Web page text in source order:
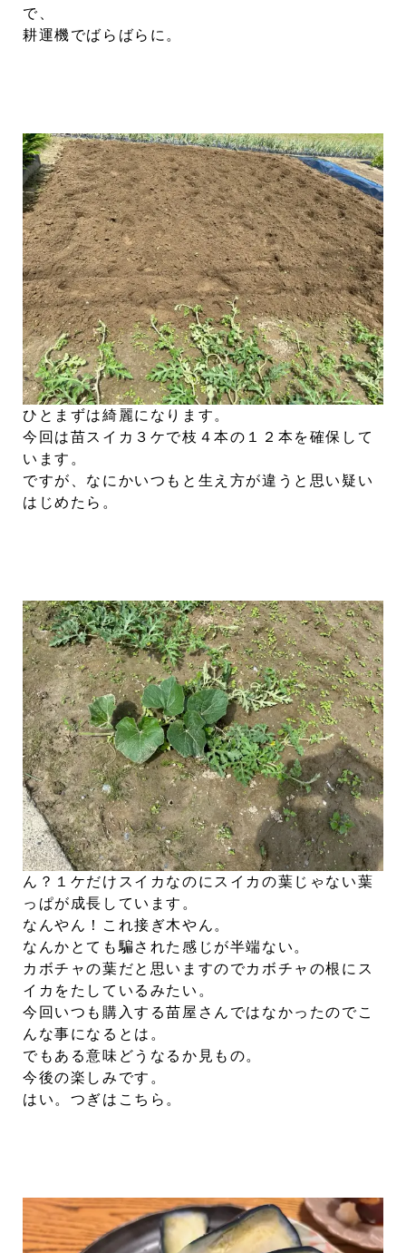
で、
耕運機でばらばらに。
ひとまずは綺麗になります。
今回は苗スイカ３ケで枝４本の１２本を確保して
います。
ですが、なにかいつもと生え方が違うと思い疑い
はじめたら。
ん？１ケだけスイカなのにスイカの葉じゃない葉
っぱが成長しています。
なんやん！これ接ぎ木やん。
なんかとても騙された感じが半端ない。
カボチャの葉だと思いますのでカボチャの根にス
イカをたしているみたい。
今回いつも購入する苗屋さんではなかったのでこ
んな事になるとは。
でもある意味どうなるか見もの。
今後の楽しみです。
はい。つぎはこちら。